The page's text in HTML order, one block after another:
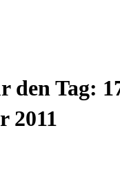
den Tag:
2011